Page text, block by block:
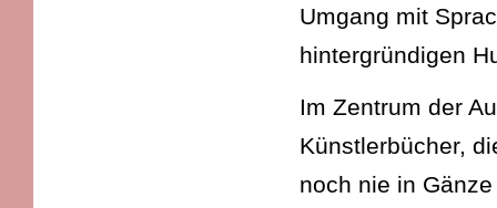
Umgang mit
hintergründigen
Im Zentrum der
Künstlerbücher,
noch nie in